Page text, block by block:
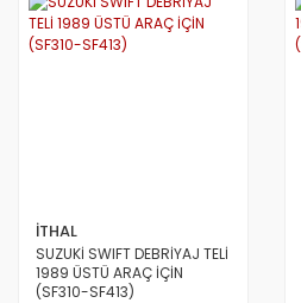
İTHAL
SUZUKİ SWIFT DEBRİYAJ TELİ
1989 ÜSTÜ ARAÇ İÇİN
(SF310-SF413)